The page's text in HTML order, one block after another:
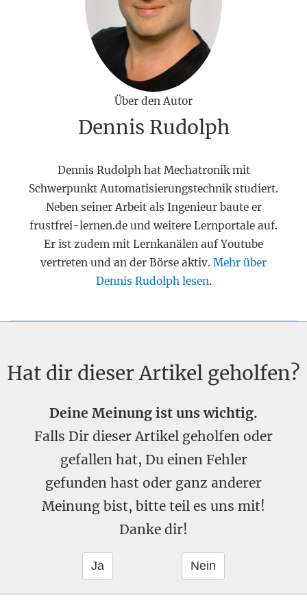
Über den Autor
Dennis Rudolph
Dennis Rudolph hat Mechatronik mit
Schwerpunkt Automatisierungstechnik studiert.
Neben seiner Arbeit als Ingenieur baute er
frustfrei-lernen.de und weitere Lernportale auf.
Er ist zudem mit Lernkanälen auf Youtube
vertreten und an der Börse aktiv. Mehr über
Dennis Rudolph lesen.
Hat dir dieser Artikel geholfen?
Deine Meinung ist uns wichtig.
Falls Dir dieser Artikel geholfen oder
gefallen hat, Du einen Fehler
gefunden hast oder ganz anderer
Meinung bist, bitte teil es uns mit!
Danke dir!